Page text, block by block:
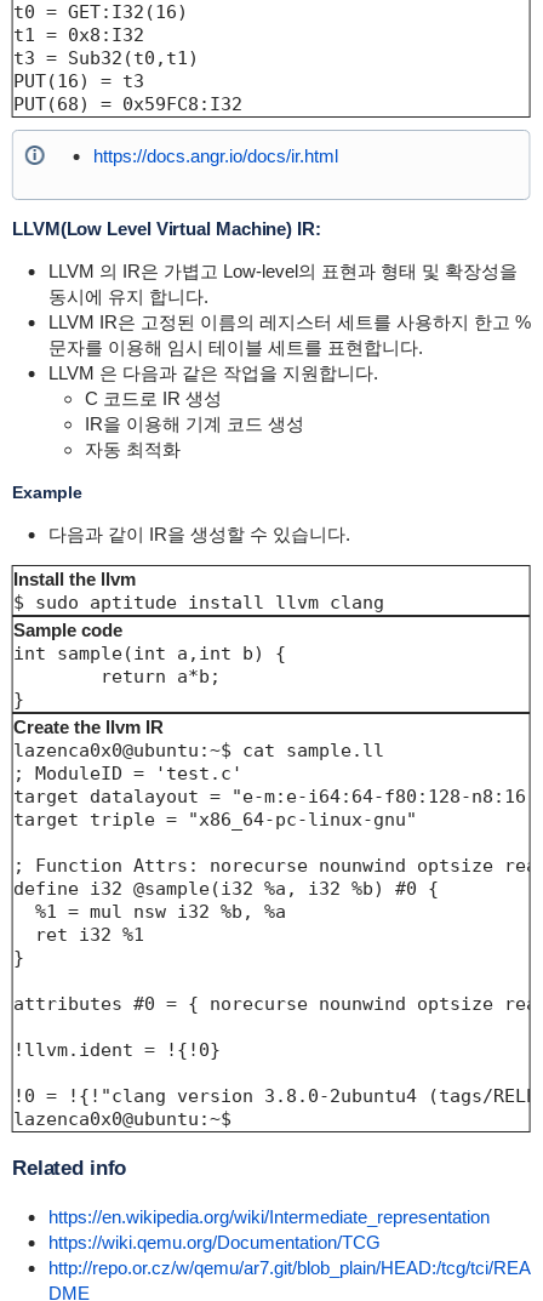
t0 = GET:I32(16)
t1 = 0x8:I32
t3 = Sub32(t0,t1)
PUT(16) = t3
PUT(68) = 0x59FC8:I32
https://docs.angr.io/docs/ir.html
LLVM(Low Level Virtual Machine) IR:
LLVM 의 IR은 가볍고 Low-level의 표현과 형태 및 확장성을
동시에 유지 합니다.
LLVM IR은 고정된 이름의 레지스터 세트를 사용하지 한고 %
문자를 이용해 임시 테이블 세트를 표현합니다.
LLVM 은 다음과 같은 작업을 지원합니다.
C 코드로 IR 생성
IR을 이용해 기계 코드 생성
자동 최적화
Example
다음과 같이 IR을 생성할 수 있습니다.
Install the llvm
$ sudo aptitude install llvm clang
Sample code
int sample(int a,int b) {
    	return a*b;
}
Create the llvm IR
lazenca0x0@ubuntu:~$ cat sample.ll
; ModuleID = 'test.c'
target datalayout = "e-m:e-i64:64-f80:128-
target triple = "x86_64-pc-linux-gnu"
; Function Attrs: norecurse nounwind optsize
define i32 @sample(i32 %a, i32 %b) #0 {
  %1 = mul nsw i32 %b, %a
  ret i32 %1
}
attributes #0 = { norecurse nounwind optsize
!llvm.ident = !{!0}
!0 = !{!"clang version 3.8.0-2ubuntu4 (tags/
lazenca0x0@ubuntu:~$
Related info
https://en.wikipedia.org/wiki/Intermediate_representation
https://wiki.qemu.org/Documentation/TCG
http://repo.or.cz/w/qemu/ar7.git/blob_plain/HEAD:/tcg/tci/REA
DME